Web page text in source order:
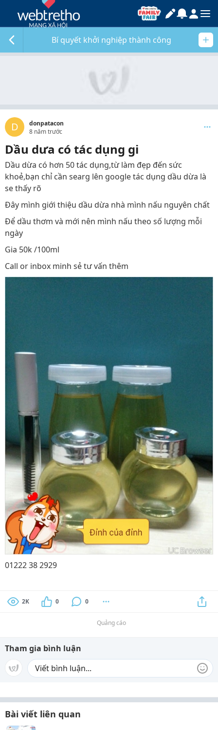
Bí quyết khởi nghiệp thành công
D
donpatacon
8 năm trước
Dầu dưa có tác dụng gi
Dầu dừa có hơn 50 tác dụng,từ làm đẹp đến sức
khoẻ,bạn chỉ cần searg lên google tác dụng dầu dừa là
se thấy rõ
Đây mình giới thiệu dầu dừa nhà mình nấu nguyên chất
Để dầu thơm và mới nên mình nấu theo số lượng mỗi
ngày
Gia 50k /100ml
Call or inbox minh sẻ tư vấn thêm
01222 38 2929
2K 0 0
Quảng cáo
Tham gia bình luận
Bài viết liên quan